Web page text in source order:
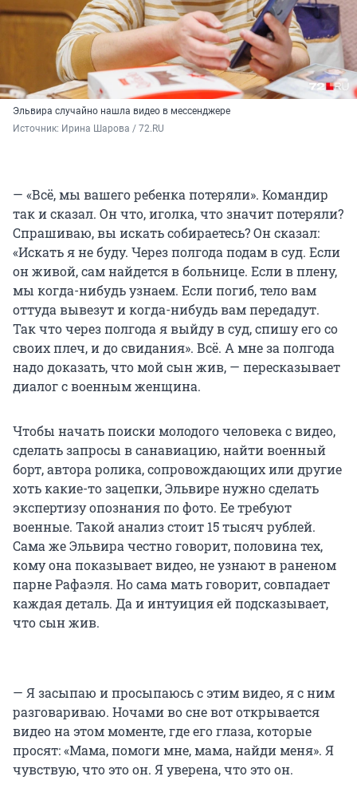
Эльвира случайно нашла видео в мессенджере
Источник: Ирина Шарова / 72.RU
— «Всё, мы вашего ребенка потеряли». Командир
так и сказал. Он что, иголка, что значит потеряли?
Спрашиваю, вы искать собираетесь? Он сказал:
«Искать я не буду. Через полгода подам в суд. Если
он живой, сам найдется в больнице. Если в плену,
мы когда-нибудь узнаем. Если погиб, тело вам
оттуда вывезут и когда-нибудь вам передадут.
Так что через полгода я выйду в суд, спишу его со
своих плеч, и до свидания». Всё. А мне за полгода
надо доказать, что мой сын жив, — пересказывает
диалог с военным женщина.
Чтобы начать поиски молодого человека с видео,
сделать запросы в санавиацию, найти военный
борт, автора ролика, сопровождающих или другие
хоть какие-то зацепки, Эльвире нужно сделать
экспертизу опознания по фото. Ее требуют
военные. Такой анализ стоит 15 тысяч рублей.
Сама же Эльвира честно говорит, половина тех,
кому она показывает видео, не узнают в раненом
парне Рафаэля. Но сама мать говорит, совпадает
каждая деталь. Да и интуиция ей подсказывает,
что сын жив.
— Я засыпаю и просыпаюсь с этим видео, я с ним
разговариваю. Ночами во сне вот открывается
видео на этом моменте, где его глаза, которые
просят: «Мама, помоги мне, мама, найди меня». Я
чувствую, что это он. Я уверена, что это он.